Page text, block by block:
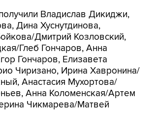
Владислав Дикиджи,
Дина Хуснутдинова,
Дмитрий Козловский,
Глеб Гончаров, Анна
Гончаров, Елизавета
Чиризано, Ирина Хавронина/
Анастасия Мухортова/
Анна Коломенская/Артем
Чикмарева/Матвей